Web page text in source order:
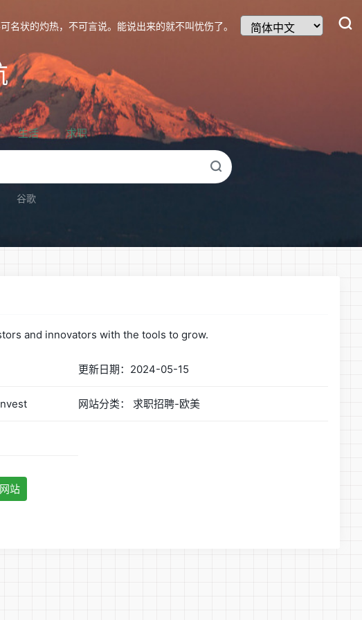
名状的灼热，不可言说。能说出来的就不叫忧伤了。
生活 求职
谷歌
and innovators with the tools to grow.
更新日期：2024-05-15
网站分类： 求职招聘-欧美
站